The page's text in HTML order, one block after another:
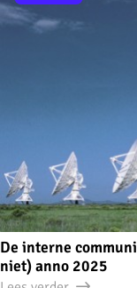
De interne
niet) anno 2025